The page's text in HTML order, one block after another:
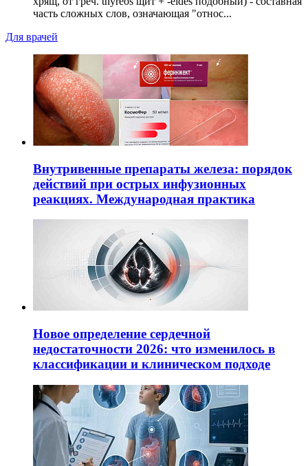
часть сложных слов, означающая "относ...
Для врачей
Внутривенные препараты железа: порядок
действий при острых инфузионных
реакциях. Международная практика
Новое определение сердечной
недостаточности 2026: что изменилось в
классификации и клиническом подходе